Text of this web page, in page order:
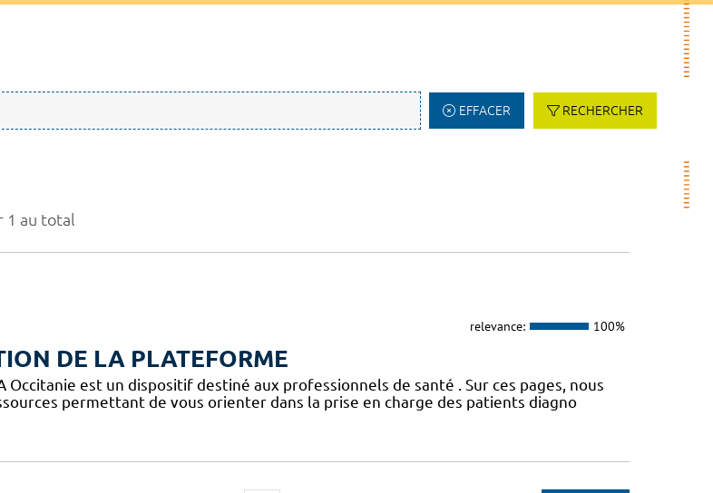
EFFACER RECHERCHER
1 au total
relevance: 100%
DE LA PLATEFORME
Occitanie est un dispositif destiné aux professionnels de santé . Sur ces pages, nous
permettant de vous orienter dans la prise en charge des patients diagno